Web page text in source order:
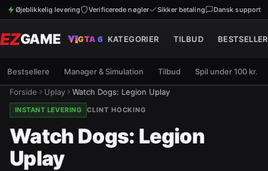
Øjeblikkelig levering Verificerede nøgler Sikker betaling Dansk support
EZGAME GTA 6 KATEGORIER TILBUD
Bestsellere Manager & Simulation Tilbud Spil under 100 kr.
Forside Uplay Watch Dogs: Legion Uplay
INSTANT LEVERING CLINT HOCKING
Watch Dogs: Legion
Uplay